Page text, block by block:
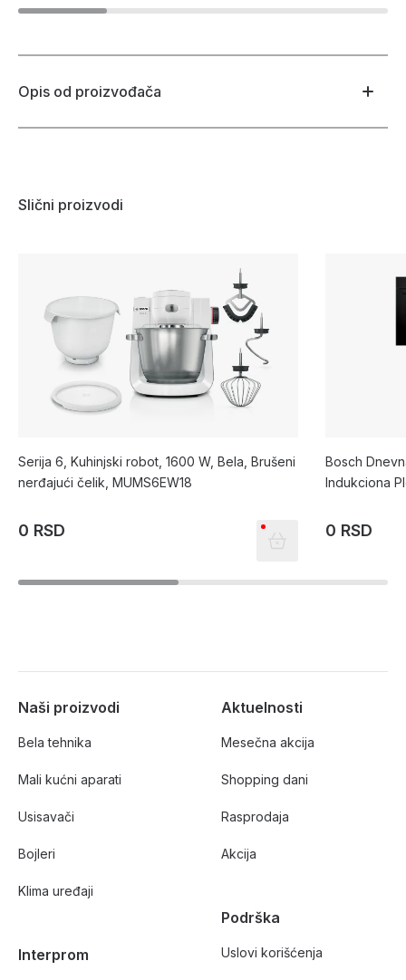
Opis od proizvođača
Slični proizvodi
Serija 6, Kuhinjski robot, 1600 W, Bela, Brušeni
nerđajući čelik, MUMS6EW18
0 RSD
Bosch
Indukciona
0 RSD
Naši proizvodi
Bela tehnika
Mali kućni aparati
Usisavači
Bojleri
Klima uređaji
Interprom
Aktuelnosti
Mesečna akcija
Shopping dani
Rasprodaja
Akcija
Podrška
Uslovi korišćenja